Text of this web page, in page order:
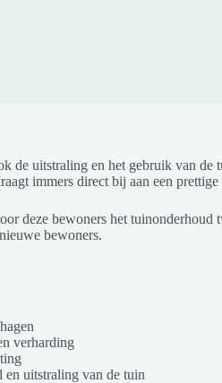
de uitstraling en het gebruik van de
immers direct bij aan een
deze bewoners het tuinonderhoud
bewoners.
verharding
en uitstraling van de tuin